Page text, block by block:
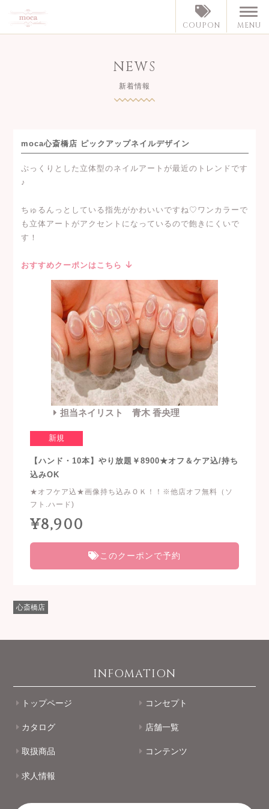
COUPON MENU
NEWS
新着情報
moca心斎橋店 ピックアップネイルデザイン
ぷっくりとした立体型のネイルアートが最近のトレンドです
♪
ちゅるんっとしている指先がかわいいですね♡ワンカラーで
も立体アートがアクセントになっているので飽きにくいで
す！
おすすめクーポンはこちら
担当ネイリスト 青木 香央理
新規
【ハンド・10本】やり放題￥8900★オフ＆ケア込/持ち
込みOK
★オフケア込★画像持ち込みＯＫ！！※他店オフ無料（ソ
フト.ハード)
¥8,900
このクーポンで予約
心斎橋店
INFOMATION
トップページ コンセプト
カタログ 店舗一覧
取扱商品 コンテンツ
求人情報